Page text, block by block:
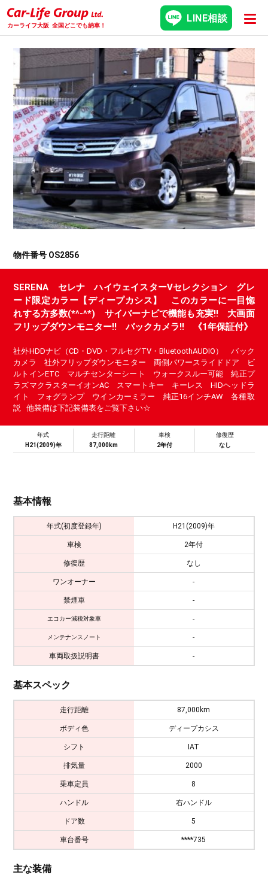
カーライフ大阪 全国どこでも納車！
LINE相談
物件番号 OS2856
SERENA セレナ ハイウェイスターVセレクション グレ
ード限定カラー【ディープカシス】 このカラーに一目惚
れする方多数(*^-^*) サイバーナビで機能も充実!! 大画面
フリップダウンモニター!! バックカメラ!! 《1年保証付》
社外HDDナビ（CD・DVD・フルセグTV・BluetoothAUDIO） バック
カメラ 社外フリップダウンモニター 両側パワースライドドア ビ
ルトインETC マルチセンターシート ウォークスルー可能 純正プ
ラズマクラスターイオンAC スマートキー キーレス HIDヘッドラ
イト フォグランプ ウインカーミラー 純正16インチAW 各種取
説 他装備は下記装備表をご覧下さい☆
年式
H21(2009)年
走行距離
87,000km
車検
2年付
修復歴
なし
基本情報
年式(初度登録年) H21(2009)年
車検 2年付
修復歴 なし
ワンオーナー -
禁煙車 -
エコカー減税対象車 -
メンテナンスノート -
車両取扱説明書 -
基本スペック
走行距離 87,000km
ボディ色 ディープカシス
シフト IAT
排気量 2000
乗車定員 8
ハンドル 右ハンドル
ドア数 5
車台番号 ****735
主な装備